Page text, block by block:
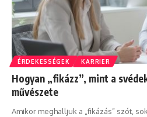
ÉRDEKESSÉGEK KARRIER
Hogyan „fikázz”, mint a
művészete
Amikor meghalljuk a „fikázás” szót,